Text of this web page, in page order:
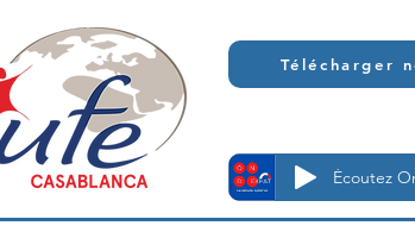
Télécharger
Écoutez